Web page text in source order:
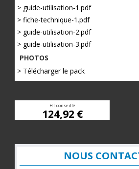
> guide-utilisation-1.pdf
> fiche-technique-1.pdf
> guide-utilisation-2.pdf
> guide-utilisation-3.pdf
PHOTOS
> Télécharger le pack
HT conseillé
124,92 €
NOUS